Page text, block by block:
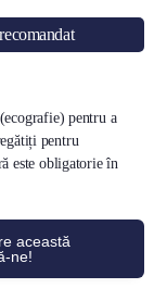
pentru a
pentru
este obligatorie în
această
ne!